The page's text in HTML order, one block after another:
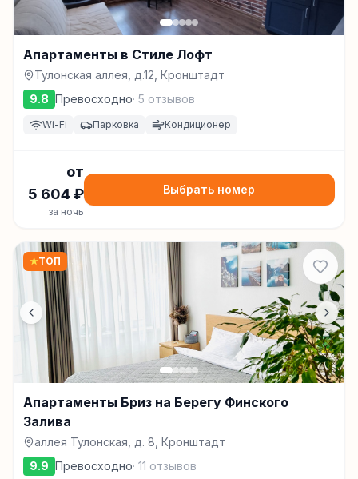
Апартаменты в Стиле Лофт
Тулонская аллея, д.12, Кронштадт
9.8 Превосходно· 5 отзывов
Wi-Fi Парковка Кондиционер
от
5 604 ₽
за ночь
Выбрать номер
★ТОП
Апартаменты Бриз на Берегу Финского
Залива
аллея Тулонская, д. 8, Кронштадт
9.9 Превосходно· 11 отзывов